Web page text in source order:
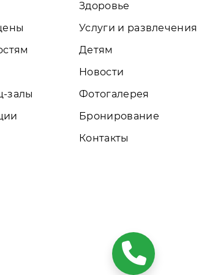
залы
Здоровье
Услуги и развлечения
Детям
Новости
Фотогалерея
Бронирование
Контакты